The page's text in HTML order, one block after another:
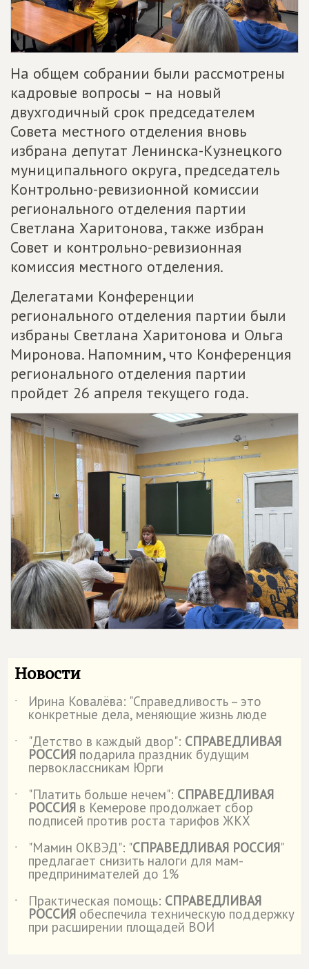
На общем собрании были рассмотрены
кадровые вопросы – на новый
двухгодичный срок председателем
Совета местного отделения вновь
избрана депутат Ленинска-Кузнецкого
муниципального округа, председатель
Контрольно-ревизионной комиссии
регионального отделения партии
Светлана Харитонова, также избран
Совет и контрольно-ревизионная
комиссия местного отделения.
Делегатами Конференции
регионального отделения партии были
избраны Светлана Харитонова и Ольга
Миронова. Напомним, что Конференция
регионального отделения партии
пройдет 26 апреля текущего года.
Новости
˙ Ирина Ковалёва: "Справедливость – это
конкретные дела, меняющие жизнь люде
˙
"Детство в каждый двор": СПРАВЕДЛИВАЯ
РОССИЯ подарила праздник будущим
первоклассникам Юрги
˙
"Платить больше нечем": СПРАВЕДЛИВАЯ
РОССИЯ в Кемерове продолжает сбор
подписей против роста тарифов ЖКХ
˙
"Мамин ОКВЭД": "СПРАВЕДЛИВАЯ РОССИЯ"
предлагает снизить налоги для мам-
предпринимателей до 1%
˙
Практическая помощь: СПРАВЕДЛИВАЯ
РОССИЯ обеспечила техническую поддержку
при расширении площадей ВОИ